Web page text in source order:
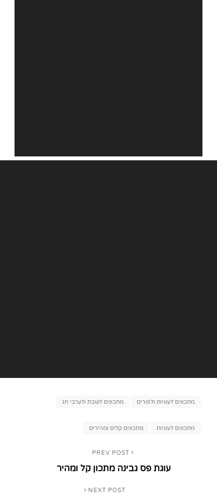
Categories
מתכונים לעוגיות ולפורים מתכונים לשבת ולערבי חג
Tags,מתכונים לעוגיות מתכונים קלים ומהירים
PREV POST
עוגת פס גבינה מתכון קל ומהיר
NEXT POST